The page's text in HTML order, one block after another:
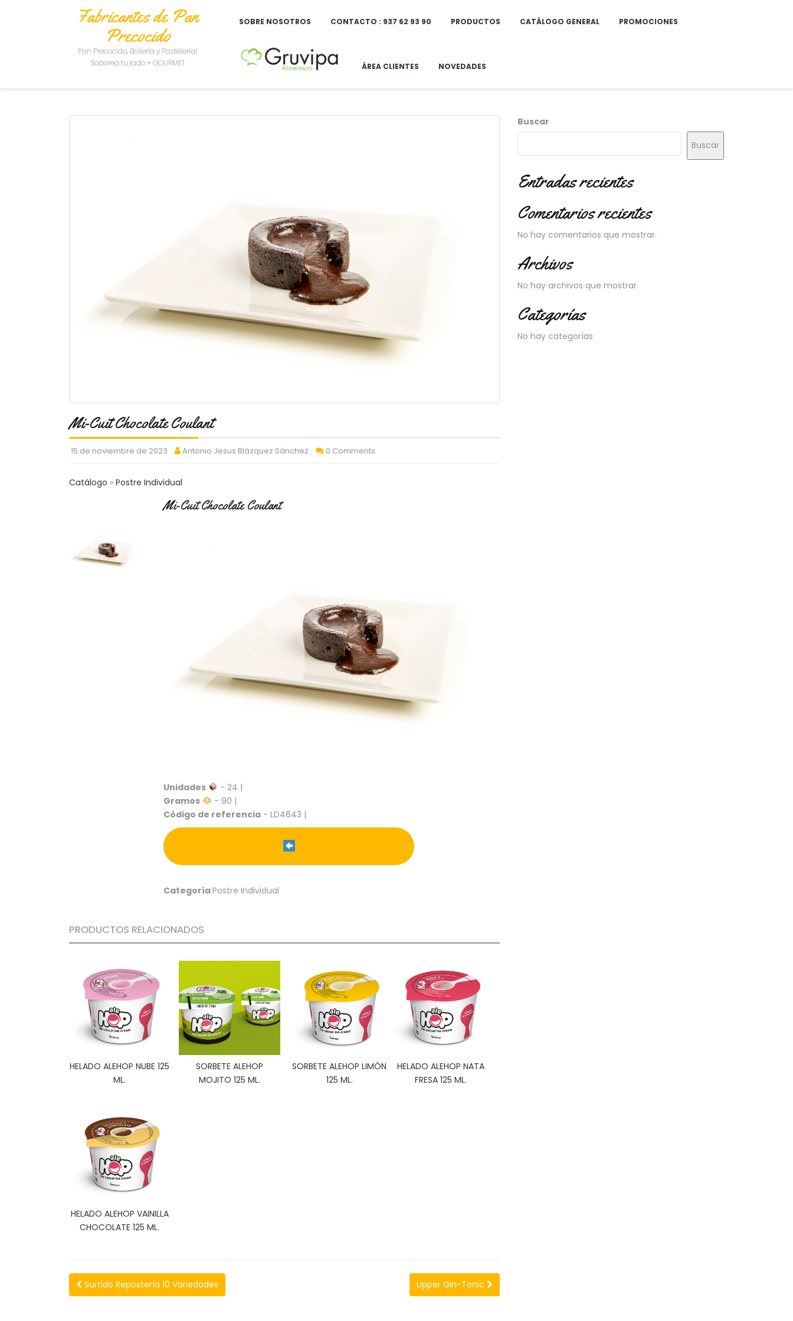
Fabricantes de Pan
Precocido
Pan Precocido, Bollería y Pastelería|
Saborea tu lado + GOURMET
SOBRE NOSOTROS CONTACTO : 937 62 93 90 PRODUCTOS CATÁLOGO GENERAL PROMOCIONES
ÁREA CLIENTES NOVEDADES
Mi-Cuit Chocolate Coulant
15 de noviembre de 2023 Antonio Jesus Blázquez Sánchez 0 Comments
Catálogo Postre Individual
Mi-Cuit Chocolate Coulant
Unidades
- 24 |
Gramos
- 90 |
Código de referencia - LD4643 |
CategoríaPostre Individual
PRODUCTOS RELACIONADOS
HELADO ALEHOP NUBE 125
ML.
SORBETE ALEHOP
MOJITO 125 ML.
SORBETE ALEHOP LIMÓN
125 ML.
HELADO ALEHOP NATA
FRESA 125 ML.
HELADO ALEHOP VAINILLA
CHOCOLATE 125 ML.
Surtido Repostería 10 Variedades Upper Gin-Tonic
Buscar
Buscar
Entradas recientes
Comentarios recientes
No hay comentarios que mostrar.
Archivos
No hay archivos que mostrar.
Categorías
No hay categorías